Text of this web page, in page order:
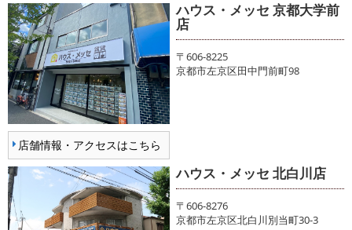
店舗情報・アクセスはこちら
ハウス・メッセ 京都大学前
店
〒606-8225
京都市左京区田中門前町98
ハウス・メッセ 北白川店
〒606-8276
京都市左京区北白川別当町30-3